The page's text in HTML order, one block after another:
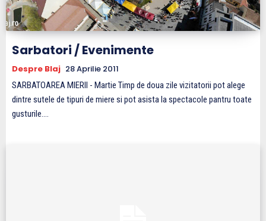
Sarbatori / Evenimente
Despre Blaj 28 Aprilie 2011
SARBATOAREA MIERII - Martie Timp de doua zile vizitatorii pot alege
dintre sutele de tipuri de miere si pot asista la spectacole pantru toate
gusturile....